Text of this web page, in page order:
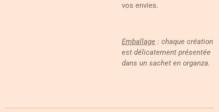
vos envies.
Emballage : chaque création
est délicatement présentée
dans un sachet en organza.